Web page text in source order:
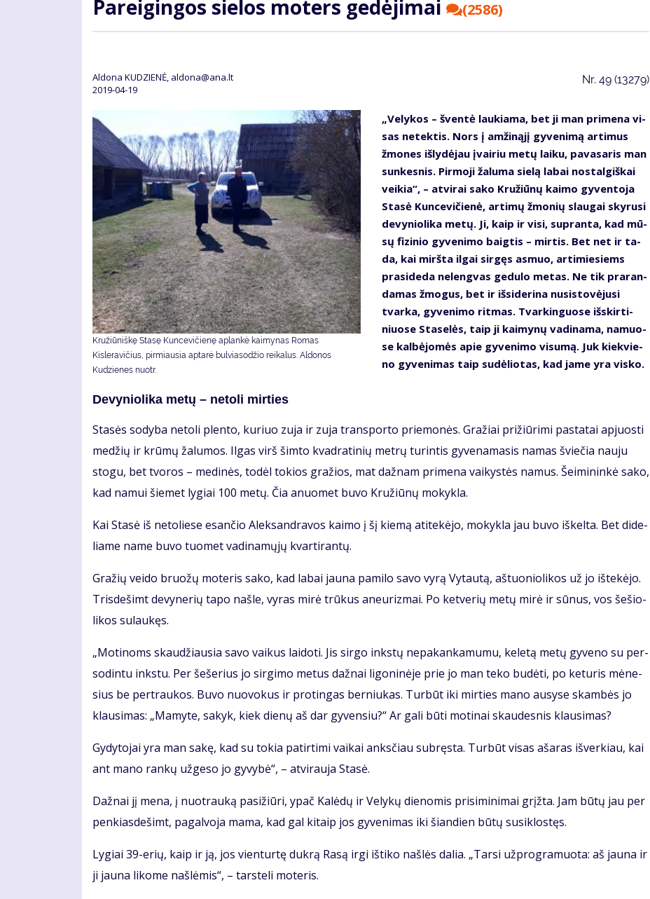
Pa­rei­gin­gos sie­los mo­ters ge­dė­ji­mai (2586)
Aldona KUDZIENĖ, aldona@ana.lt
2019-04-19
Nr. 49 (13279)
Kružiūniškę Stasę Kuncevičienę aplankė kaimynas Romas
Kisleravičius, pirmiausia aptarė bulviasodžio reikalus. Aldonos
Kudzienes nuotr.
„Ve­ly­kos – šven­tė lau­kia­ma, bet ji man pri­me­na vi­
sas ne­tek­tis. Nors į am­ži­ną­jį gy­ve­ni­mą ar­ti­mus
žmo­nes iš­ly­dė­jau įvai­riu me­tų lai­ku, pa­va­sa­ris man
sun­kes­nis. Pir­mo­ji ža­lu­ma sie­lą la­bai nos­tal­giš­kai
vei­kia“, – at­vi­rai sa­ko Kru­žiū­nų kai­mo gy­ven­to­ja
Sta­sė Kun­ce­vi­čie­nė, ar­ti­mų žmo­nių slau­gai sky­ru­si
de­vy­nio­li­ka me­tų. Ji, kaip ir vi­si, su­pran­ta, kad mū­
sų fi­zi­nio gy­ve­ni­mo baig­tis – mir­tis. Bet net ir ta­
da, kai mirš­ta il­gai sir­gęs as­muo, ar­ti­mie­siems
pra­si­de­da ne­leng­vas ge­du­lo me­tas. Ne tik pra­ran­
da­mas žmo­gus, bet ir iš­si­de­ri­na nu­si­sto­vė­ju­si
tvar­ka, gy­ve­ni­mo rit­mas. Tvar­kin­guo­se iš­skir­ti­
niuo­se Sta­se­lės, taip ji kai­my­nų va­di­na­ma, na­muo­
se kal­bė­jo­mės apie gy­ve­ni­mo vi­su­mą. Juk kiek­vie­
no gy­ve­ni­mas taip su­dė­lio­tas, kad ja­me yra vis­ko.
De­vy­nio­li­ka me­tų – ne­to­li mir­ties
Sta­sės so­dy­ba ne­to­li plen­to, ku­riuo zu­ja ir zu­ja trans­por­to prie­mo­nės. Gra­žiai pri­žiū­ri­mi pa­sta­tai ap­juos­ti
me­džių ir krū­mų ža­lu­mos. Il­gas virš šim­to kvad­ra­ti­nių met­rų tu­rin­tis gy­ve­na­ma­sis na­mas švie­čia nau­ju
sto­gu, bet tvo­ros – me­di­nės, to­dėl to­kios gra­žios, mat daž­nam pri­me­na vai­kys­tės na­mus. Šei­mi­nin­kė sa­ko,
kad na­mui šie­met ly­giai 100 me­tų. Čia anuo­met bu­vo Kru­žiū­nų mo­kyk­la.
Kai Sta­sė iš ne­to­lie­se esan­čio Alek­san­dra­vos kai­mo į šį kie­mą ati­te­kė­jo, mo­kyk­la jau bu­vo iš­kel­ta. Bet di­de­
lia­me na­me bu­vo tuo­met va­di­na­mų­jų kvar­ti­ran­tų.
Gra­žių vei­do bruo­žų mo­te­ris sa­ko, kad la­bai jau­na pa­mi­lo sa­vo vy­rą Vy­tau­tą, aš­tuo­nio­li­kos už jo iš­te­kė­jo.
Tris­de­šimt de­vy­ne­rių ta­po naš­le, vy­ras mi­rė trū­kus aneu­riz­mai. Po ket­ve­rių me­tų mi­rė ir sū­nus, vos še­šio­
li­kos su­lau­kęs.
„Mo­ti­noms skau­džiau­sia sa­vo vai­kus lai­do­ti. Jis sir­go inks­tų ne­pa­kan­ka­mu­mu, ke­le­tą me­tų gy­ve­no su per­
so­din­tu inks­tu. Per še­še­rius jo sir­gi­mo me­tus daž­nai li­go­ni­nė­je prie jo man te­ko bu­dė­ti, po ke­tu­ris mė­ne­
sius be per­trau­kos. Bu­vo nuo­vo­kus ir pro­tin­gas ber­niu­kas. Tur­būt iki mir­ties ma­no au­sy­se skam­bės jo
klau­si­mas: „Ma­my­te, sa­kyk, kiek die­nų aš dar gy­ven­siu?“ Ar ga­li bū­ti mo­ti­nai skau­des­nis klau­si­mas?
Gy­dy­to­jai yra man sa­kę, kad su to­kia pa­tir­ti­mi vai­kai anks­čiau su­bręs­ta. Tur­būt vi­sas aša­ras iš­ver­kiau, kai
ant ma­no ran­kų už­ge­so jo gy­vy­bė“, – at­vi­rau­ja Sta­sė.
Daž­nai jį me­na, į nuo­trau­ką pa­si­žiū­ri, ypač Ka­lė­dų ir Ve­ly­kų die­no­mis pri­si­mi­ni­mai grįž­ta. Jam bū­tų jau per
pen­kias­de­šimt, pa­gal­vo­ja ma­ma, kad gal ki­taip jos gy­ve­ni­mas iki šian­dien bū­tų su­si­klos­tęs.
Ly­giai 39-erių, kaip ir ją, jos vien­tur­tę duk­rą Ra­są ir­gi iš­ti­ko naš­lės da­lia. „Tar­si už­prog­ra­muo­ta: aš jau­na ir
ji jau­na li­ko­me naš­lė­mis“, – tars­te­li mo­te­ris.